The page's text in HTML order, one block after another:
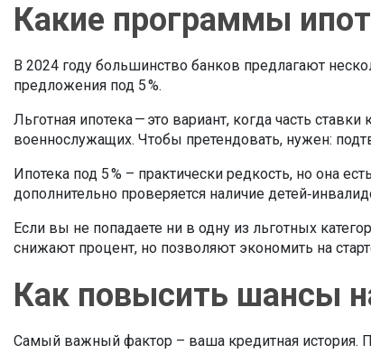
Какие программы
В 2024 году большинство банков предлагают
предложения под 5 %.
Льготная ипотека — это вариант, когда часть
военнослужащих. Чтобы претендовать, нужен:
Ипотека под 5 % – практически редкость, но она
дополнительно проверяется наличие
Если вы не попадаете ни в одну из льготных
снижают процент, но позволяют экономить на
Как повысить шансы
Самый важный фактор – ваша кредитная история.